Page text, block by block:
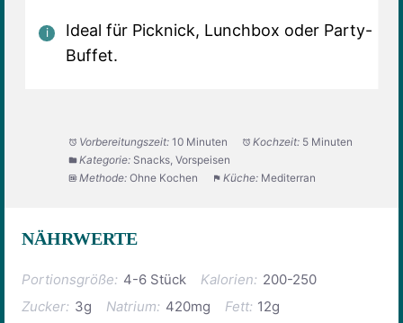
Ideal für Picknick, Lunchbox oder Party-
Buffet.
Vorbereitungszeit: 10 Minuten Kochzeit: 5 Minuten
Kategorie: Snacks, Vorspeisen
Methode: Ohne Kochen Küche: Mediterran
NÄHRWERTE
Portionsgröße: 4-6 Stück Kalorien: 200-250
Zucker: 3g Natrium: 420mg Fett: 12g